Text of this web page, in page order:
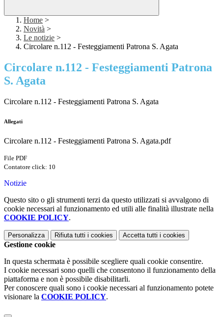
Home >
Novità >
Le notizie >
Circolare n.112 - Festeggiamenti Patrona S. Agata
Circolare n.112 - Festeggiamenti Patrona
S. Agata
Circolare n.112 - Festeggiamenti Patrona S. Agata
Allegati
Circolare n.112 - Festeggiamenti Patrona S. Agata.pdf
File PDF
Contatore click: 10
Notizie
Questo sito o gli strumenti terzi da questo utilizzati si avvalgono di
cookie necessari al funzionamento ed utili alle finalità illustrate nella
COOKIE POLICY.
Personalizza Rifiuta tutti i cookies Accetta tutti i cookies
Gestione cookie
In questa schermata è possibile scegliere quali cookie consentire.
I cookie necessari sono quelli che consentono il funzionamento della
piattaforma e non è possibile disabilitarli.
Per conoscere quali sono i cookie necessari al funzionamento potete
visionare la COOKIE POLICY.